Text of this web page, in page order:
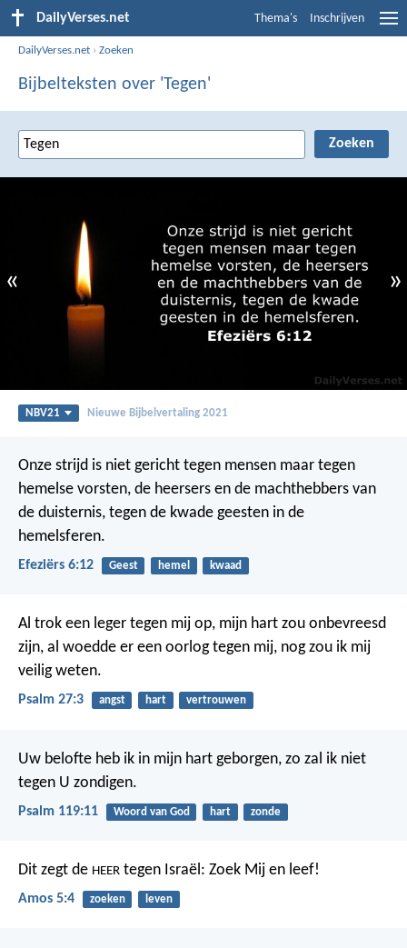
DailyVerses.net Thema's Inschrijven
DailyVerses.net ›Zoeken
Bijbelteksten over 'Tegen'
« »
NBV21 Nieuwe Bijbelvertaling 2021
Onze strijd is niet gericht tegen mensen maar tegen
hemelse vorsten, de heersers en de machthebbers van
de duisternis, tegen de kwade geesten in de
hemelsferen.
Efeziërs 6:12 Geest hemel kwaad
Al trok een leger tegen mij op, mijn hart zou onbevreesd
zijn, al woedde er een oorlog tegen mij, nog zou ik mij
veilig weten.
Psalm 27:3 angst hart vertrouwen
Uw belofte heb ik in mijn hart geborgen, zo zal ik niet
tegen U zondigen.
Psalm 119:11 Woord van God hart zonde
Dit zegt de HEER tegen Israël: Zoek Mij en leef!
Amos 5:4 zoeken leven